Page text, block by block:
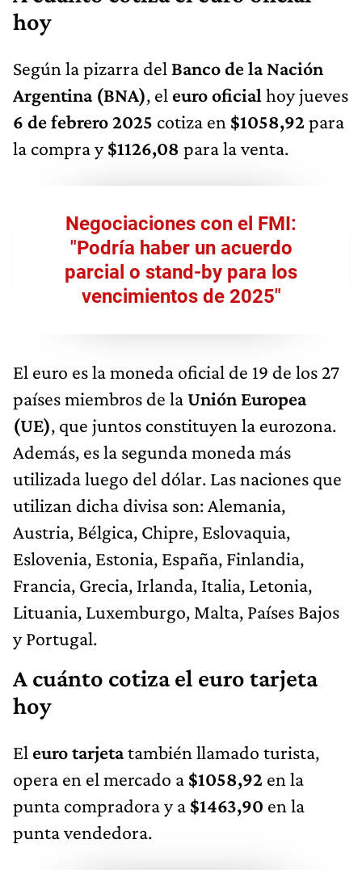
hoy
Según la pizarra del Banco de la Nación
Argentina (BNA), el euro oficial hoy jueves
6 de febrero 2025 cotiza en $1058,92para
la compra y$1126,08 para la venta.
Negociaciones con el FMI:
"Podría haber un acuerdo
parcial o stand-by para los
vencimientos de 2025"
El euro es la moneda oficial de 19 de los 27
países miembros de laUnión Europea
(UE), que juntos constituyen la eurozona.
Además, es la segunda moneda más
utilizada luego del dólar. Las naciones que
utilizan dicha divisa son: Alemania,
Austria, Bélgica, Chipre, Eslovaquia,
Eslovenia, Estonia, España, Finlandia,
Francia, Grecia, Irlanda, Italia, Letonia,
Lituania, Luxemburgo, Malta, Países Bajos
y Portugal.
A cuánto cotiza el euro tarjeta
hoy
El euro tarjetatambién llamado turista,
opera en el mercado a $1058,92 en la
punta compradora y a $1463,90 en la
punta vendedora.